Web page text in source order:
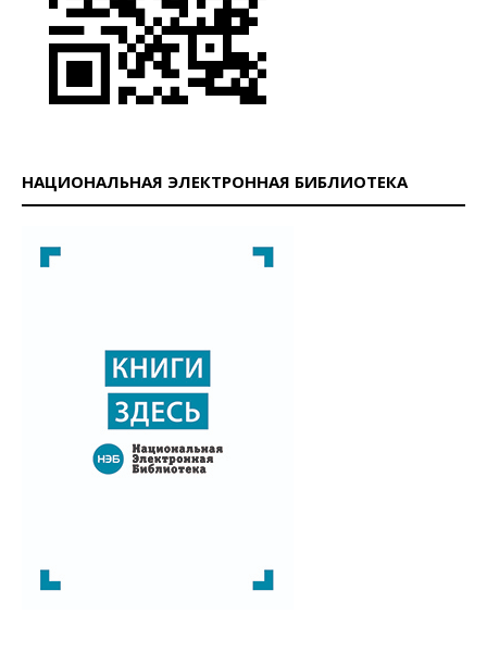
НАЦИОНАЛЬНАЯ ЭЛЕКТРОННАЯ БИБЛИОТЕКА